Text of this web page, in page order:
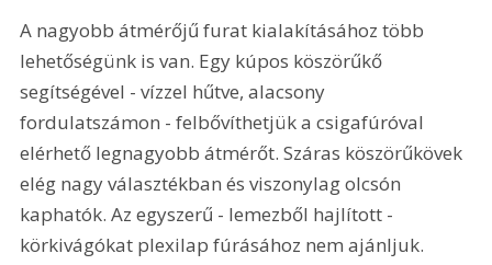
A nagyobb átmérőjű furat kialakításához több
lehetőségünk is van. Egy kúpos köszörűkő
segítségével - vízzel hűtve, alacsony
fordulatszámon - felbővíthetjük a csigafúróval
elérhető legnagyobb átmérőt. Száras köszörűkövek
elég nagy választékban és viszonylag olcsón
kaphatók. Az egyszerű - lemezből hajlított -
körkivágókat plexilap fúrásához nem ajánljuk.